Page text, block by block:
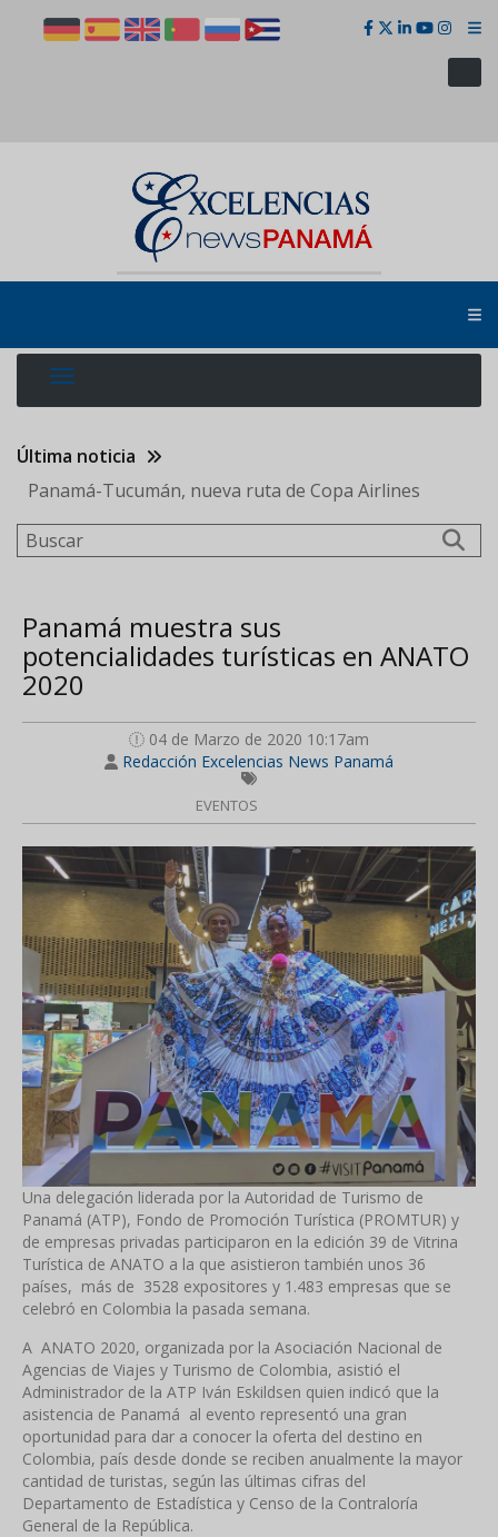
Última noticia
Panamá-Tucumán, nueva ruta de Copa Airlines
Buscar
Panamá muestra sus
potencialidades turísticas en ANATO
2020
04 de Marzo de 2020 10:17am
Redacción Excelencias News Panamá
EVENTOS
Una delegación liderada por la Autoridad de Turismo de
Panamá (ATP), Fondo de Promoción Turística (PROMTUR) y
de empresas privadas participaron en la edición 39 de Vitrina
Turística de ANATO a la que asistieron también unos 36
países, más de 3528 expositores y 1.483 empresas que se
celebró en Colombia la pasada semana.
A ANATO 2020, organizada por la Asociación Nacional de
Agencias de Viajes y Turismo de Colombia, asistió el
Administrador de la ATP Iván Eskildsen quien indicó que la
asistencia de Panamá al evento representó una gran
oportunidad para dar a conocer la oferta del destino en
Colombia, país desde donde se reciben anualmente la mayor
cantidad de turistas, según las últimas cifras del
Departamento de Estadística y Censo de la Contraloría
General de la República.